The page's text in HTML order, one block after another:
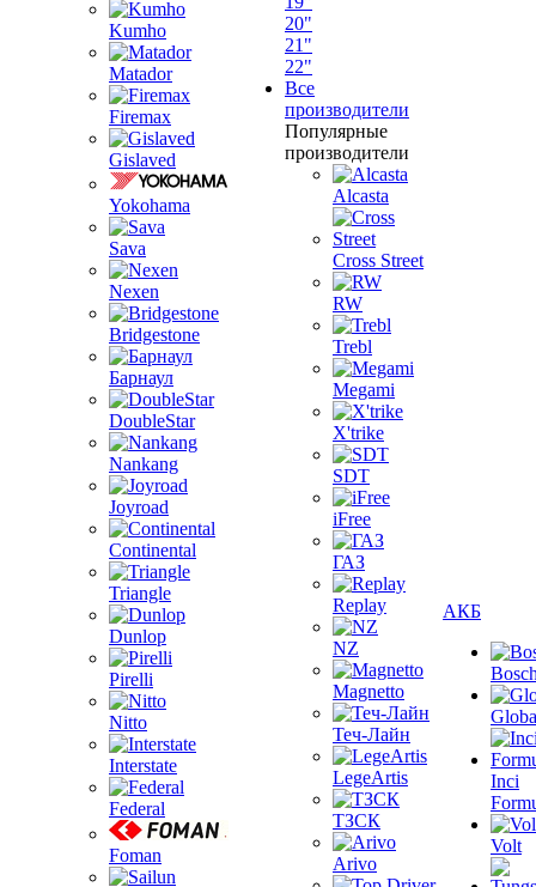
Kumho
Matador
Firemax
Gislaved
Yokohama
Sava
Nexen
Bridgestone
Барнаул
DoubleStar
Nankang
Joyroad
Continental
Triangle
Dunlop
Pirelli
Nitto
Interstate
Federal
Foman
20"
21"
22"
Все
производители
Популярные
производители
Alcasta
Cross Street
RW
Trebl
Megami
X'trike
SDT
iFree
ГАЗ
Replay
NZ
Magnetto
Теч-Лайн
LegeArtis
ТЗСК
Arivo
АКБ
Inci
Volt